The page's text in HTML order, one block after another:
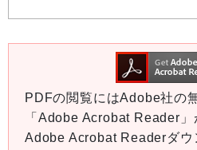
PDFの閲覧にはAdobe社の
「Adobe Acrobat Reader
Adobe Acrobat Readerダウ